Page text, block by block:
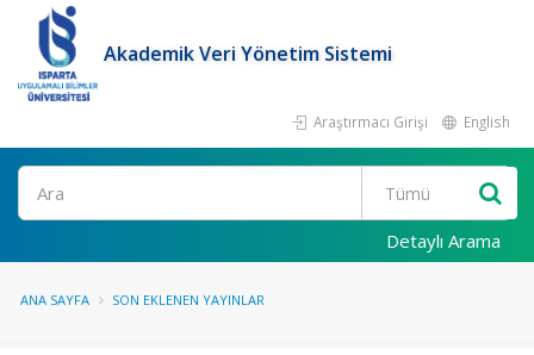
Akademik Veri Yönetim Sistemi
Araştırmacı Girişi English
Ara
Detaylı Arama
ANA SAYFA SON EKLENEN YAYINLAR